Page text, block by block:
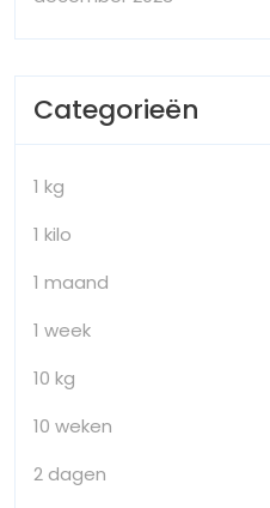
Categorieën
1 kg
1 kilo
1 maand
1 week
10 kg
10 weken
2 dagen